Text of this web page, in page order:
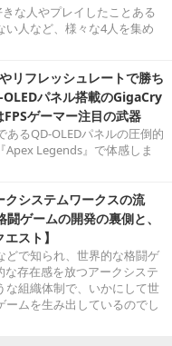
な人やプレイしたことある
い人など、様々な4人を集め
リフレッシュレートで勝ち
パネル搭載のGigaCry
ゲーマー注目の武器
あるQD-OLEDパネルの圧倒的
Legends』で体感しま
クシステムワークスの流
ゲームの開発の裏側と、
スト】
どで知られ、世界的な格闘ゲ
な存在感を放つアークシステ
な組織体制で、いかにして世
ムを生み出しているのでし